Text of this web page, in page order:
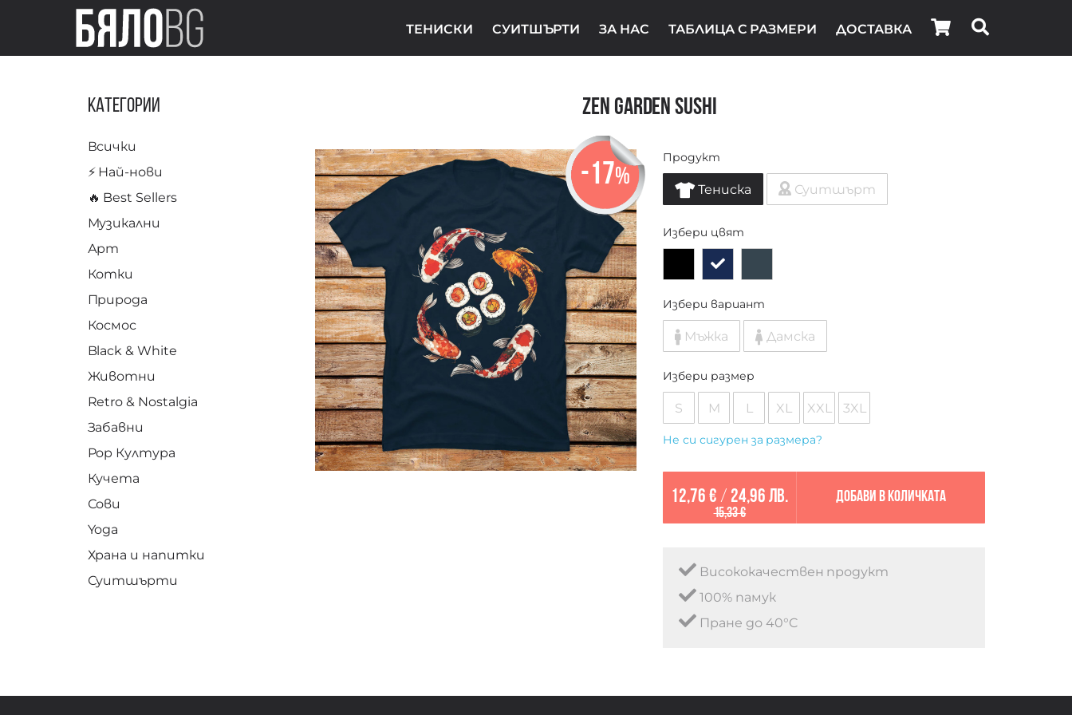
ТЕНИСКИ СУИТШЪРТИ ЗА НАС ТАБЛИЦА С РАЗМЕРИ ДОСТАВКА
Категории
Всички
⚡️ Най-нови
🔥 Best Sellers
Музикални
Арт
Котки
Природа
Космос
Black & White
Животни
Retro & Nostalgia
Забавни
Pop Култура
Кучета
Сови
Yoga
Храна и напитки
Суитшърти
Zen Garden Sushi
-17%
Продукт
Тениска Суитшърт
Избери цвят
Избери вариант
Мъжка Дамска
Избери размер
S M L XL XXL 3XL
Не си сигурен за размера?
12,76 € / 24,96 лв.
15,33 €
Добави в количката
Висококачествен продукт
100% памук
Пране до 40°C